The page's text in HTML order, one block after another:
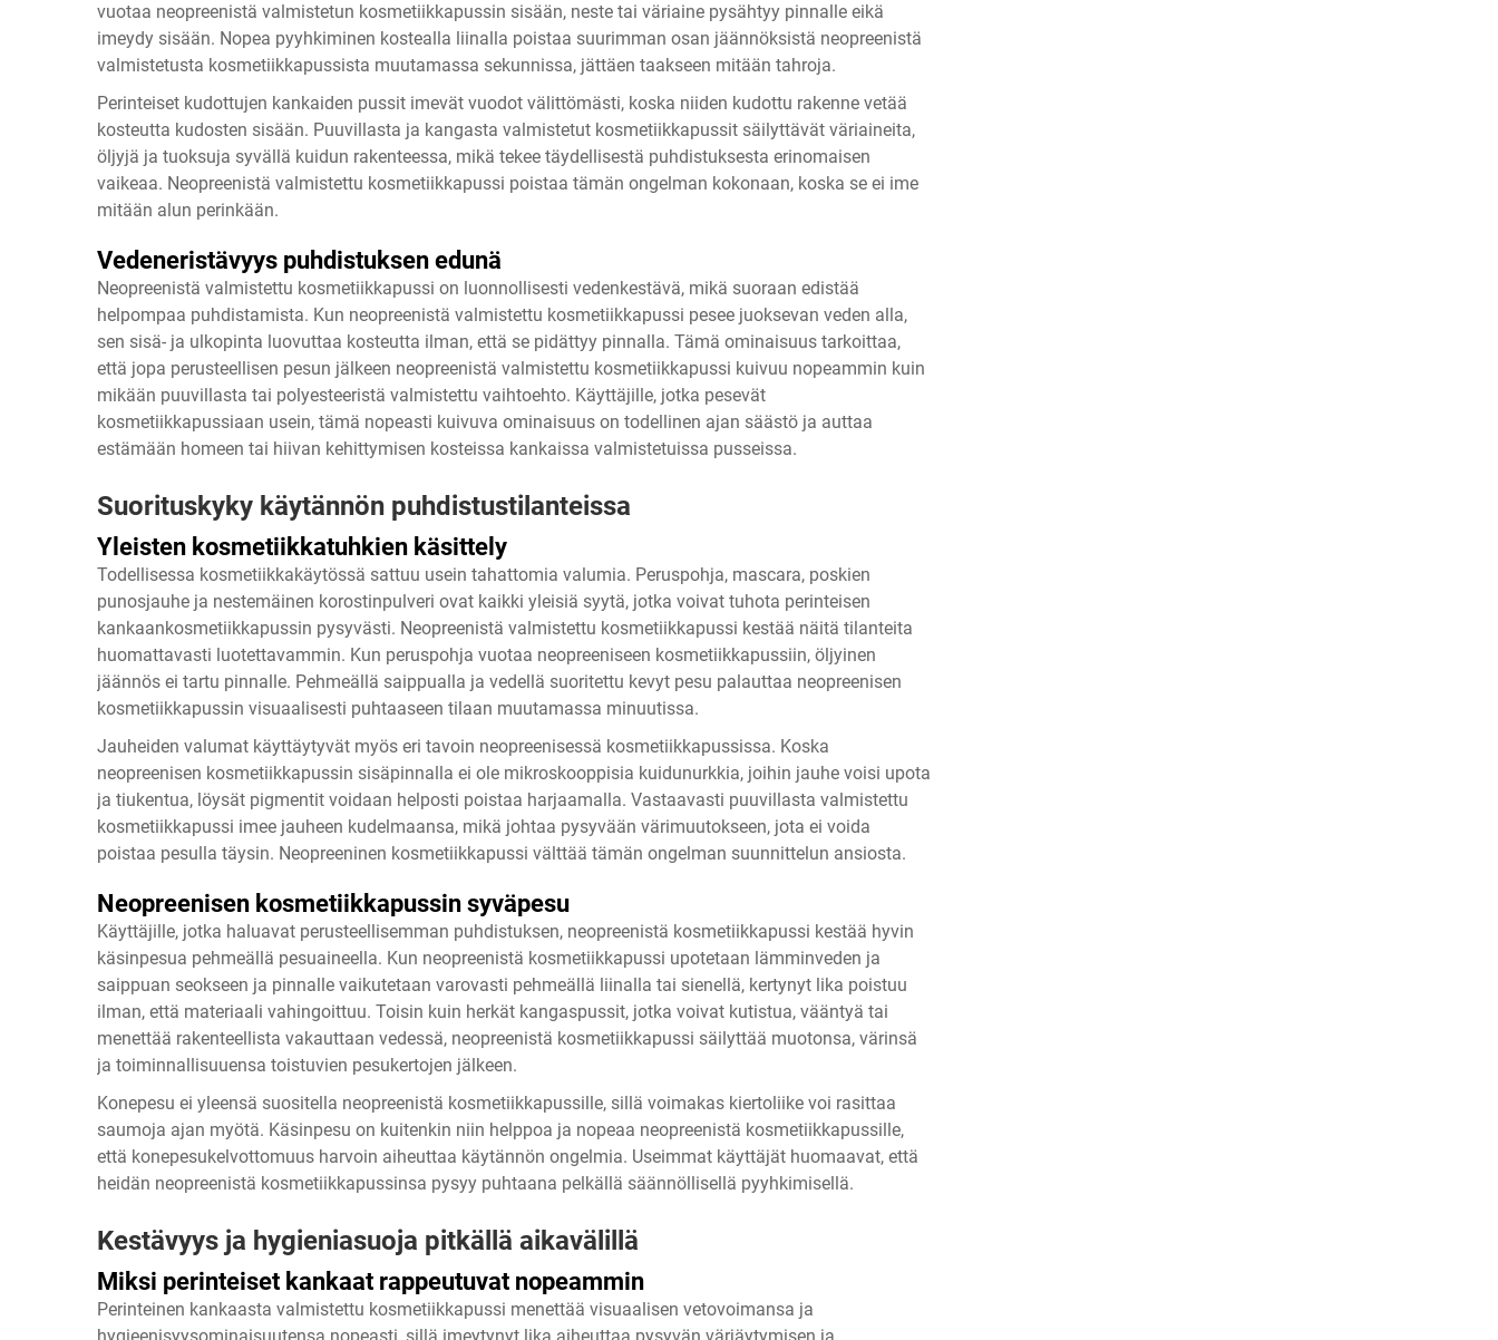
vuotaa neopreenistä valmistetun kosmetiikkapussin sisään, neste tai väriaine pysähtyy pinnalle eikä
imeydy sisään. Nopea pyyhkiminen kostealla liinalla poistaa suurimman osan jäännöksistä neopreenistä
valmistetusta kosmetiikkapussista muutamassa sekunnissa, jättäen taakseen mitään tahroja.
Perinteiset kudottujen kankaiden pussit imevät vuodot välittömästi, koska niiden kudottu rakenne vetää
kosteutta kudosten sisään. Puuvillasta ja kangasta valmistetut kosmetiikkapussit säilyttävät väriaineita,
öljyjä ja tuoksuja syvällä kuidun rakenteessa, mikä tekee täydellisestä puhdistuksesta erinomaisen
vaikeaa. Neopreenistä valmistettu kosmetiikkapussi poistaa tämän ongelman kokonaan, koska se ei ime
mitään alun perinkään.
Vedeneristävyys puhdistuksen edunä
Neopreenistä valmistettu kosmetiikkapussi on luonnollisesti vedenkestävä, mikä suoraan edistää
helpompaa puhdistamista. Kun neopreenistä valmistettu kosmetiikkapussi pesee juoksevan veden alla,
sen sisä- ja ulkopinta luovuttaa kosteutta ilman, että se pidättyy pinnalla. Tämä ominaisuus tarkoittaa,
että jopa perusteellisen pesun jälkeen neopreenistä valmistettu kosmetiikkapussi kuivuu nopeammin kuin
mikään puuvillasta tai polyesteeristä valmistettu vaihtoehto. Käyttäjille, jotka pesevät
kosmetiikkapussiaan usein, tämä nopeasti kuivuva ominaisuus on todellinen ajan säästö ja auttaa
estämään homeen tai hiivan kehittymisen kosteissa kankaissa valmistetuissa pusseissa.
Suorituskyky käytännön puhdistustilanteissa
Yleisten kosmetiikkatuhkien käsittely
Todellisessa kosmetiikkakäytössä sattuu usein tahattomia valumia. Peruspohja, mascara, poskien
punosjauhe ja nestemäinen korostinpulveri ovat kaikki yleisiä syytä, jotka voivat tuhota perinteisen
kankaankosmetiikkapussin pysyvästi. Neopreenistä valmistettu kosmetiikkapussi kestää näitä tilanteita
huomattavasti luotettavammin. Kun peruspohja vuotaa neopreeniseen kosmetiikkapussiin, öljyinen
jäännös ei tartu pinnalle. Pehmeällä saippualla ja vedellä suoritettu kevyt pesu palauttaa neopreenisen
kosmetiikkapussin visuaalisesti puhtaaseen tilaan muutamassa minuutissa.
Jauheiden valumat käyttäytyvät myös eri tavoin neopreenisessä kosmetiikkapussissa. Koska
neopreenisen kosmetiikkapussin sisäpinnalla ei ole mikroskooppisia kuidunurkkia, joihin jauhe voisi upota
ja tiukentua, löysät pigmentit voidaan helposti poistaa harjaamalla. Vastaavasti puuvillasta valmistettu
kosmetiikkapussi imee jauheen kudelmaansa, mikä johtaa pysyvään värimuutokseen, jota ei voida
poistaa pesulla täysin. Neopreeninen kosmetiikkapussi välttää tämän ongelman suunnittelun ansiosta.
Neopreenisen kosmetiikkapussin syväpesu
Käyttäjille, jotka haluavat perusteellisemman puhdistuksen, neopreenistä kosmetiikkapussi kestää hyvin
käsinpesua pehmeällä pesuaineella. Kun neopreenistä kosmetiikkapussi upotetaan lämminveden ja
saippuan seokseen ja pinnalle vaikutetaan varovasti pehmeällä liinalla tai sienellä, kertynyt lika poistuu
ilman, että materiaali vahingoittuu. Toisin kuin herkät kangaspussit, jotka voivat kutistua, vääntyä tai
menettää rakenteellista vakauttaan vedessä, neopreenistä kosmetiikkapussi säilyttää muotonsa, värinsä
ja toiminnallisuuensa toistuvien pesukertojen jälkeen.
Konepesu ei yleensä suositella neopreenistä kosmetiikkapussille, sillä voimakas kiertoliike voi rasittaa
saumoja ajan myötä. Käsinpesu on kuitenkin niin helppoa ja nopeaa neopreenistä kosmetiikkapussille,
että konepesukelvottomuus harvoin aiheuttaa käytännön ongelmia. Useimmat käyttäjät huomaavat, että
heidän neopreenistä kosmetiikkapussinsa pysyy puhtaana pelkällä säännöllisellä pyyhkimisellä.
Kestävyys ja hygieniasuoja pitkällä aikavälillä
Miksi perinteiset kankaat rappeutuvat nopeammin
Perinteinen kankaasta valmistettu kosmetiikkapussi menettää visuaalisen vetovoimansa ja